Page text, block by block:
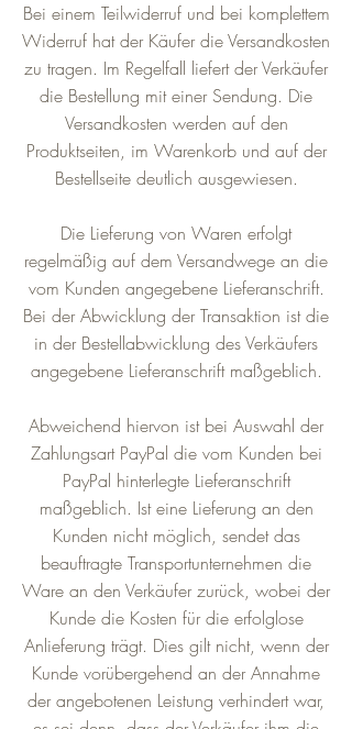
Bei einem Teilwiderruf und bei komplettem
Widerruf hat der Käufer die Versandkosten
zu tragen. Im Regelfall liefert der Verkäufer
die Bestellung mit einer Sendung. Die
Versandkosten werden auf den
Produktseiten, im Warenkorb und auf der
Bestellseite deutlich ausgewiesen.
Die Lieferung von Waren erfolgt
regelmäßig auf dem Versandwege an die
vom Kunden angegebene Lieferanschrift.
Bei der Abwicklung der Transaktion ist die
in der Bestellabwicklung des Verkäufers
angegebene Lieferanschrift maßgeblich.
Abweichend hiervon ist bei Auswahl der
Zahlungsart PayPal die vom Kunden bei
PayPal hinterlegte Lieferanschrift
maßgeblich. Ist eine Lieferung an den
Kunden nicht möglich, sendet das
beauftragte Transportunternehmen die
Ware an den Verkäufer zurück, wobei der
Kunde die Kosten für die erfolglose
Anlieferung trägt. Dies gilt nicht, wenn der
Kunde vorübergehend an der Annahme
der angebotenen Leistung verhindert war,